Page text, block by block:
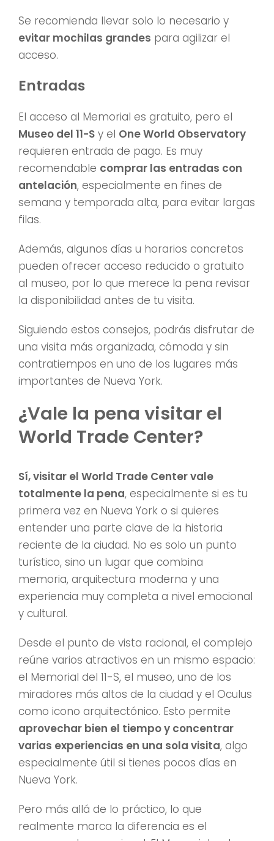
Se recomienda llevar solo lo necesario y
evitar mochilas grandes para agilizar el
acceso.
Entradas
El acceso al Memorial es gratuito, pero el
Museo del 11-S y el One World Observatory
requieren entrada de pago. Es muy
recomendable comprar las entradas con
antelación, especialmente en fines de
semana y temporada alta, para evitar largas
filas.
Además, algunos días u horarios concretos
pueden ofrecer acceso reducido o gratuito
al museo, por lo que merece la pena revisar
la disponibilidad antes de tu visita.
Siguiendo estos consejos, podrás disfrutar de
una visita más organizada, cómoda y sin
contratiempos en uno de los lugares más
importantes de Nueva York.
¿Vale la pena visitar el
World Trade Center?
Sí, visitar el World Trade Center vale
totalmente la pena, especialmente si es tu
primera vez en Nueva York o si quieres
entender una parte clave de la historia
reciente de la ciudad. No es solo un punto
turístico, sino un lugar que combina
memoria, arquitectura moderna y una
experiencia muy completa a nivel emocional
y cultural.
Desde el punto de vista racional, el complejo
reúne varios atractivos en un mismo espacio:
el Memorial del 11-S, el museo, uno de los
miradores más altos de la ciudad y el Oculus
como icono arquitectónico. Esto permite
aprovechar bien el tiempo y concentrar
varias experiencias en una sola visita, algo
especialmente útil si tienes pocos días en
Nueva York.
Pero más allá de lo práctico, lo que
realmente marca la diferencia es el